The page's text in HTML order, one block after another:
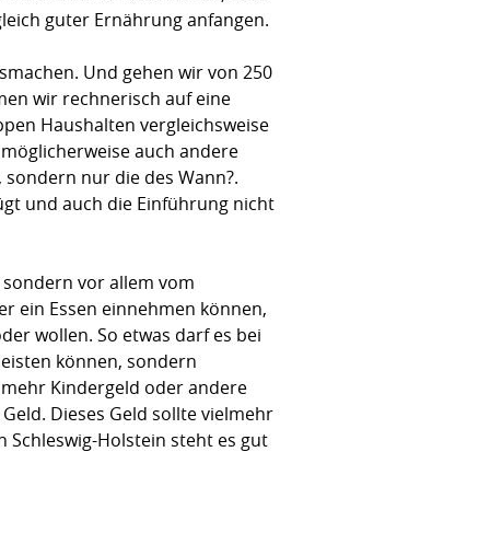
guter Ernährung anfangen.
Und gehen wir von 250
wir rechnerisch auf eine
Haushalten vergleichsweise
auch andere
nur die des Wann?.
und auch die Einführung nicht
vor allem vom
ein Essen einnehmen können,
wollen. So etwas darf es bei
können, sondern
Kindergeld oder andere
Dieses Geld sollte vielmehr
Holstein steht es gut